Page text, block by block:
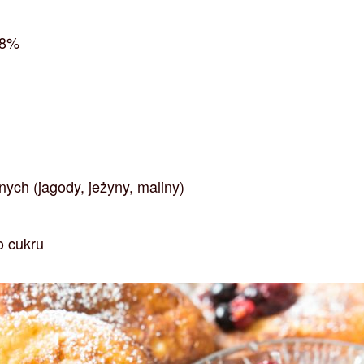
(jagody, jeżyny, maliny)
cukru